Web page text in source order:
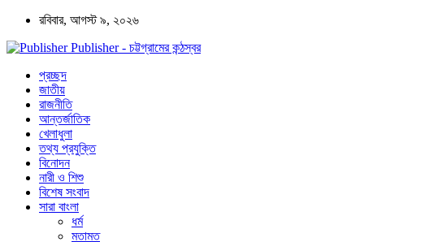
রবিবার, আগস্ট ৯, ২০২৬
Publisher - চট্টগ্রামের কন্ঠস্বর
প্রচ্ছদ
জাতীয়
রাজনীতি
আন্তর্জাতিক
খেলাধুলা
তথ্য প্রযুক্তি
বিনোদন
নারী ও শিশু
বিশেষ সংবাদ
সারা বাংলা
ধর্ম
মতামত